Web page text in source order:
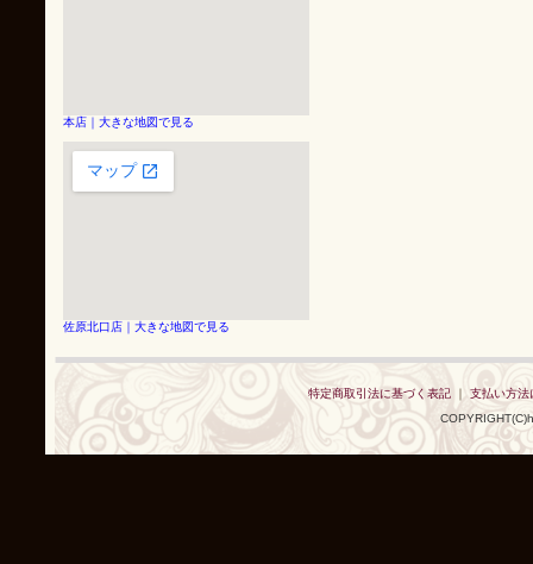
本店｜大きな地図で見る
佐原北口店｜大きな地図で見る
特定商取引法に基づく表記｜ 支払い方法